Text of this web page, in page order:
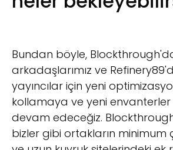
Bundan böyle,
arkadaşlarımız ve
yayıncılar için yeni
kollamaya ve yeni
devam edeceğiz.
bizler gibi ortakların